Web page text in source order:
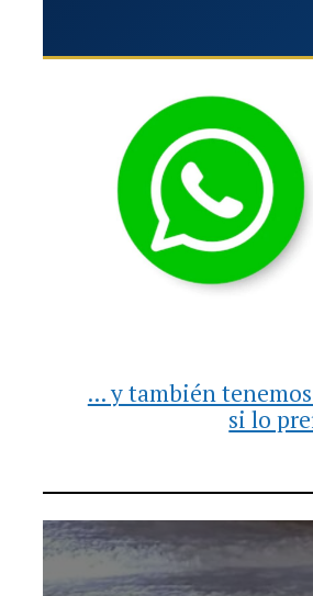
... y también
si lo